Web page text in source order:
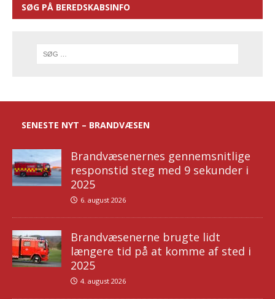
SØG PÅ BEREDSKABSINFO
SENESTE NYT – BRANDVÆSEN
Brandvæsenernes gennemsnitlige
responstid steg med 9 sekunder i
2025
6. august 2026
Brandvæsenerne brugte lidt
længere tid på at komme af sted i
2025
4. august 2026